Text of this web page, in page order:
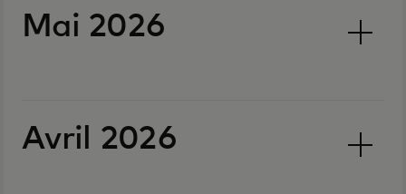
Mai 2026
Avril 2026